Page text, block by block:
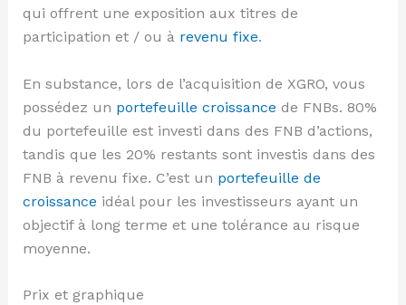
qui offrent une exposition aux titres de
participation et / ou à revenu fixe.
En substance, lors de l’acquisition de XGRO, vous
possédez un portefeuille croissance de FNBs. 80%
du portefeuille est investi dans des FNB d’actions,
tandis que les 20% restants sont investis dans des
FNB à revenu fixe. C’est un portefeuille de
croissance idéal pour les investisseurs ayant un
objectif à long terme et une tolérance au risque
moyenne.
Prix et graphique